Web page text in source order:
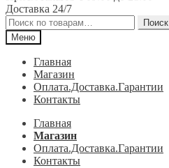
Доставка 24/7
Искать:
Поиск
Меню
Главная
Магазин
Оплата.Доставка.Гарантии
Контакты
Главная
Магазин
Оплата.Доставка.Гарантии
Контакты